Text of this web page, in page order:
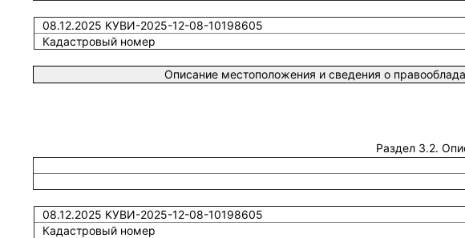
08.12.2025 КУВИ-2025-12-08-10198605
Кадастровый номер
Описание местоположения и сведения о
Раздел 3.2.
08.12.2025 КУВИ-2025-12-08-10198605
Кадастровый номер